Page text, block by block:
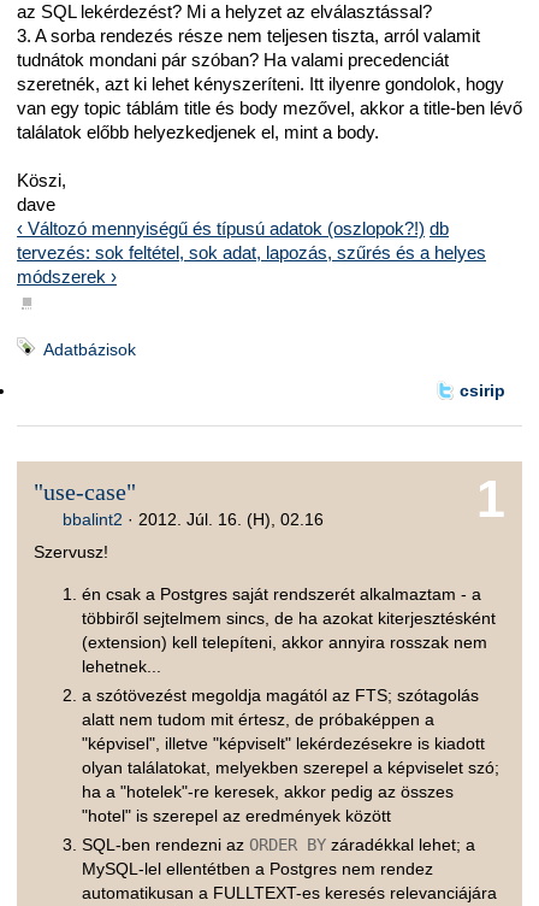
az SQL lekérdezést? Mi a helyzet az elválasztással?
3. A sorba rendezés része nem teljesen tiszta, arról valamit
tudnátok mondani pár szóban? Ha valami precedenciát
szeretnék, azt ki lehet kényszeríteni. Itt ilyenre gondolok, hogy
van egy topic táblám title és body mezővel, akkor a title-ben lévő
találatok előbb helyezkedjenek el, mint a body.
Köszi,
dave
‹ Változó mennyiségű és típusú adatok (oszlopok?!) db
tervezés: sok feltétel, sok adat, lapozás, szűrés és a helyes
módszerek ›
■
Adatbázisok
csirip
1
"use-case"
bbalint2 · 2012. Júl. 16. (H), 02.16
Szervusz!
én csak a Postgres saját rendszerét alkalmaztam - a
többiről sejtelmem sincs, de ha azokat kiterjesztésként
(extension) kell telepíteni, akkor annyira rosszak nem
lehetnek...
a szótövezést megoldja magától az FTS; szótagolás
alatt nem tudom mit értesz, de próbaképpen a
"képvisel", illetve "képviselt" lekérdezésekre is kiadott
olyan találatokat, melyekben szerepel a képviselet szó;
ha a "hotelek"-re keresek, akkor pedig az összes
"hotel" is szerepel az eredmények között
SQL-ben rendezni az ORDER BY záradékkal lehet; a
MySQL-lel ellentétben a Postgres nem rendez
automatikusan a FULLTEXT-es keresés relevanciájára